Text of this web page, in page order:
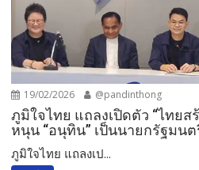
19/02/2026 @pandinthong
ภูมิใจไทย แถลงเปิดตัว “ไทยส
หนุน “อนุทิน” เป็นนายกรัฐมนต
ภูมิใจไทย แถลงเป...